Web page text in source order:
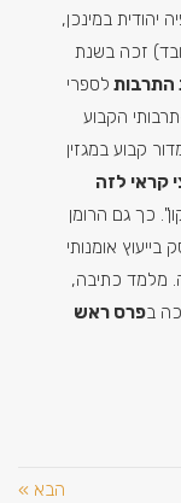
יהודית במינכן,
זכה בשנת
לספרי
הקבוע
קבוע במגזין
קראי לזה
"הליקון". כך גם הרומן
בייעוץ אומנותי
מלמד כתיבה,
פרס ראש
הבא »